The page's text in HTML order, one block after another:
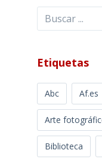
Buscar
Etiquetas
Abc Af.es
Arte
Biblioteca